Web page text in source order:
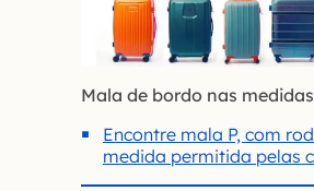
Mala de bordo nas
Encontre mala P, com
medida permitida pelas